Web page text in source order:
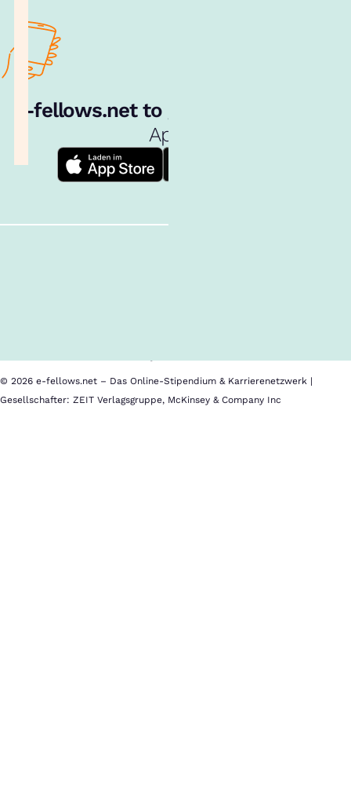
e‑fellows.net to go:
App!
© 2026 e-fellows.net – Das Online-Stipendium & Karrierenetzwerk |
Gesellschafter: ZEIT Verlagsgruppe, McKinsey & Company Inc